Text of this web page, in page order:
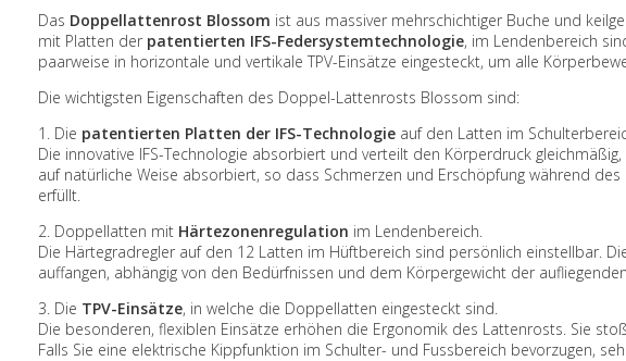
Das Doppellattenrost Blossom ist aus massiver mehrschichtiger Buche und
mit Platten der patentierten IFS-Federsystemtechnologie, im Lendenbereich
paarweise in horizontale und vertikale TPV-Einsätze eingesteckt, um alle
Die wichtigsten Eigenschaften des Doppel-Lattenrosts Blossom sind:
1. Die patentierten Platten der IFS-Technologie auf den Latten im
Die innovative IFS-Technologie absorbiert und verteilt den Körperdruck
auf natürliche Weise absorbiert, so dass Schmerzen und Erschöpfung während
erfüllt.
2. Doppellatten mit Härtezonenregulation im Lendenbereich.
Die Härtegradregler auf den 12 Latten im Hüftbereich sind persönlich einstellbar.
auffangen, abhängig von den Bedürfnissen und dem Körpergewicht der
3. Die TPV-Einsätze, in welche die Doppellatten eingesteckt sind.
Die besonderen, flexiblen Einsätze erhöhen die Ergonomik des Lattenrosts. Sie
Falls Sie eine elektrische Kippfunktion im Schulter- und Fussbereich bevorzugen,